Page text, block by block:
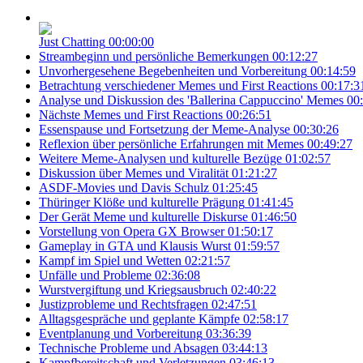
Just Chatting 00:00:00
Streambeginn und persönliche Bemerkungen 00:12:27
Unvorhergesehene Begebenheiten und Vorbereitung 00:14:59
Betrachtung verschiedener Memes und First Reactions 00:17:31
Analyse und Diskussion des 'Ballerina Cappuccino' Memes
Nächste Memes und First Reactions 00:26:51
Essenspause und Fortsetzung der Meme-Analyse 00:30:26
Reflexion über persönliche Erfahrungen mit Memes 00:49:27
Weitere Meme-Analysen und kulturelle Bezüge 01:02:57
Diskussion über Memes und Viralität 01:21:27
ASDF-Movies und Davis Schulz 01:25:45
Thüringer Klöße und kulturelle Prägung 01:41:45
Der Gerät Meme und kulturelle Diskurse 01:46:50
Vorstellung von Opera GX Browser 01:50:17
Gameplay in GTA und Klausis Wurst 01:59:57
Kampf im Spiel und Wetten 02:21:57
Unfälle und Probleme 02:36:08
Wurstvergiftung und Kriegsausbruch 02:40:22
Justizprobleme und Rechtsfragen 02:47:51
Alltagsgespräche und geplante Kämpfe 02:58:17
Eventplanung und Vorbereitung 03:36:39
Technische Probleme und Absagen 03:44:13